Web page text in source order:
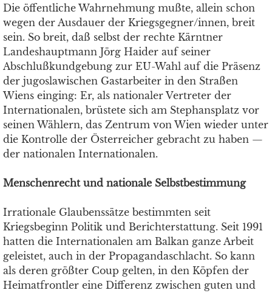
Die öffentliche Wahrnehmung mußte, allein schon
wegen der Ausdauer der Kriegsgegner/innen, breit
sein. So breit, daß selbst der rechte Kärntner
Landeshauptmann Jörg Haider auf seiner
Abschlußkundgebung zur EU-Wahl auf die Präsenz
der jugoslawischen Gastarbeiter in den Straßen
Wiens einging: Er, als nationaler Vertreter der
Internationalen, brüstete sich am Stephansplatz vor
seinen Wählern, das Zentrum von Wien wieder unter
die Kontrolle der Österreicher gebracht zu haben —
der nationalen Internationalen.
Menschenrecht und nationale Selbstbestimmung
Irrationale Glaubenssätze bestimmten seit
Kriegsbeginn Politik und Berichterstattung. Seit 1991
hatten die Internationalen am Balkan ganze Arbeit
geleistet, auch in der Propagandaschlacht. So kann
als deren größter Coup gelten, in den Köpfen der
Heimatfrontler eine Differenz zwischen guten und